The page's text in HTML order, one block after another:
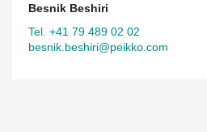
Besnik Beshiri
Tel. +41 79 489 02 02
besnik.beshiri@peikko.com